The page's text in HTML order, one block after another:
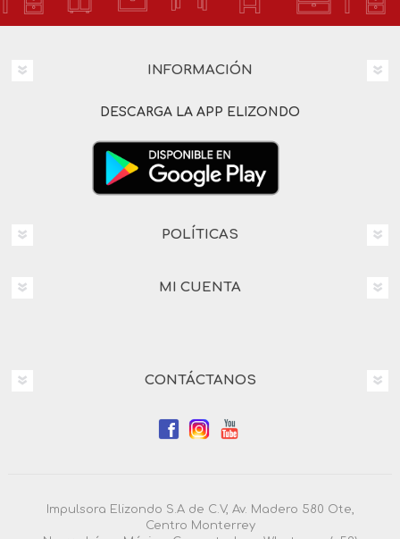
INFORMACIÓN
DESCARGA LA APP ELIZONDO
POLÍTICAS
MI CUENTA
CONTÁCTANOS
Impulsora Elizondo S.A de C.V, Av. Madero 580 Ote,
Centro Monterrey